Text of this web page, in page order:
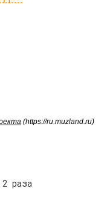
(https://ru.muzland.ru)
2 раза